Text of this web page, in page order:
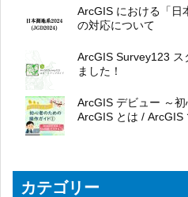
ArcGIS における「日
の対応について
ArcGIS Survey123 ス
ました！
ArcGIS デビュー ～
ArcGIS とは / ArcGIS
カテゴリー